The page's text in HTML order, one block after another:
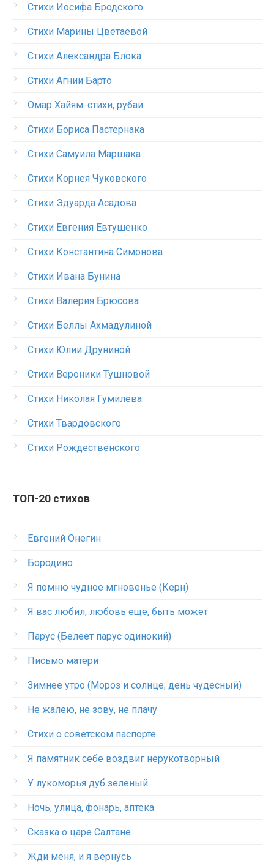
Стихи Иосифа Бродского
Стихи Марины Цветаевой
Стихи Александра Блока
Стихи Агнии Барто
Омар Хайям: стихи, рубаи
Стихи Бориса Пастернака
Стихи Самуила Маршака
Стихи Корнея Чуковского
Стихи Эдуарда Асадова
Стихи Евгения Евтушенко
Стихи Константина Симонова
Стихи Ивана Бунина
Стихи Валерия Брюсова
Стихи Беллы Ахмадулиной
Стихи Юлии Друниной
Стихи Вероники Тушновой
Стихи Николая Гумилева
Стихи Твардовского
Стихи Рождественского
ТОП-20 стихов
Евгений Онегин
Бородино
Я помню чудное мгновенье (Керн)
Я вас любил, любовь еще, быть может
Парус (Белеет парус одинокий)
Письмо матери
Зимнее утро (Мороз и солнце; день чудесный)
Не жалею, не зову, не плачу
Стихи о советском паспорте
Я памятник себе воздвиг нерукотворный
У лукоморья дуб зеленый
Ночь, улица, фонарь, аптека
Сказка о царе Салтане
Жди меня, и я вернусь